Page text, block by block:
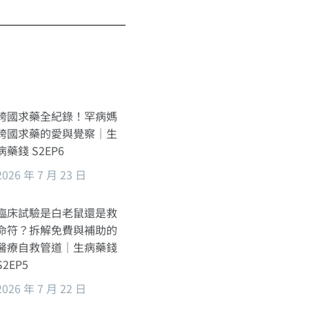
國求藥全紀錄！罕病媽
國求藥的愛與覺察｜生
藥錢 S2EP6
年 7 月 23 日
床試驗是白老鼠還是救
符？拆解免費與補助的
療自救管道｜生病藥錢
年 7 月 22 日